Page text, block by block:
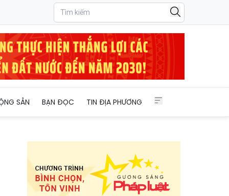
SẢN BẠN ĐỌC TIN ĐỊA PHƯƠNG